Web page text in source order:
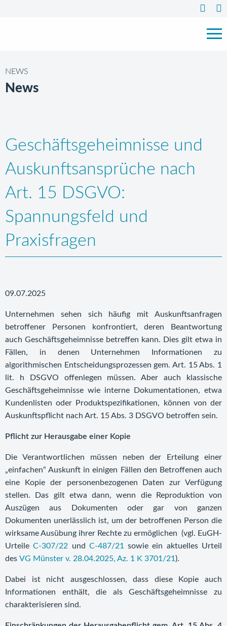
NEWS
News
Geschäftsgeheimnisse und
Auskunftsansprüche nach
Art. 15 DSGVO:
Spannungsfeld und
Praxisfragen
09.07.2025
Unternehmen sehen sich häufig mit Auskunftsanfragen
betroffener Personen konfrontiert, deren Beantwortung
auch Geschäftsgeheimnisse betreffen kann. Dies gilt etwa in
Fällen, in denen Unternehmen Informationen zu
algorithmischen Entscheidungsprozessen gem. Art. 15 Abs. 1
lit. h DSGVO offenlegen müssen. Aber auch klassische
Geschäftsgeheimnisse wie interne Dokumentationen, etwa
Kundenlisten oder Produktspezifikationen, können von der
Auskunftspflicht nach Art. 15 Abs. 3 DSGVO betroffen sein.
Pflicht zur Herausgabe einer Kopie
Die Verantwortlichen müssen neben der Erteilung einer
„einfachen“ Auskunft in einigen Fällen den Betroffenen auch
eine Kopie der personenbezogenen Daten zur Verfügung
stellen. Das gilt etwa dann, wenn die Reproduktion von
Auszügen aus Dokumenten oder gar von ganzen
Dokumenten unerlässlich ist, um der betroffenen Person die
wirksame Ausübung ihrer Rechte zu ermöglichen (vgl. EuGH-
UrteileC-307/22 und C-487/21
sowie ein aktuelles Urteil
des VG Münster v. 28.04.2025, Az. 1 K 3701/21 ).
Dabei ist nicht ausgeschlossen, dass diese Kopie auch
Informationen enthält, die als Geschäftsgeheimnisse zu
charakterisieren sind.